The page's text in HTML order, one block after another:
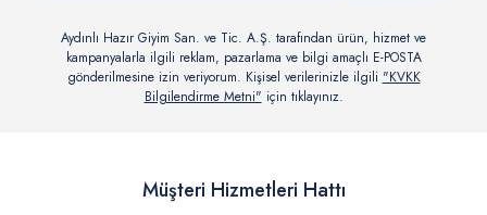
Aydınlı Hazır Giyim San. ve Tic. A.Ş. tarafından ürün, hizmet ve
kampanyalarla ilgili reklam, pazarlama ve bilgi amaçlı E-POSTA
gönderilmesine izin veriyorum. Kişisel verilerinizle ilgili "KVKK
Bilgilendirme Metni" için tıklayınız.
Müşteri Hizmetleri Hattı